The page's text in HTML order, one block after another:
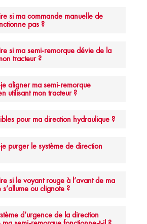
si ma commande manuelle de
pas ?
si ma semi-remorque dévie de la
tracteur ?
aligner ma semi-remorque
utilisant mon tracteur ?
pour ma direction hydraulique ?
purger le système de direction
si le voyant rouge à l’avant de ma
s’allume ou clignote ?
d’urgence de la direction